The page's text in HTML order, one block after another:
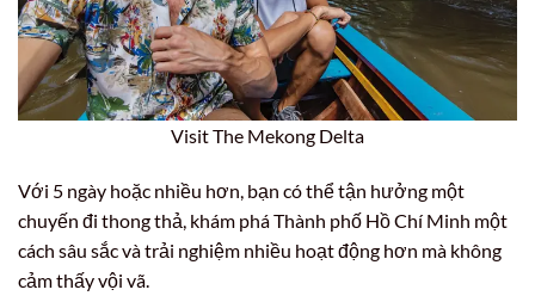
Visit The Mekong Delta
Với 5 ngày hoặc nhiều hơn, bạn có thể tận hưởng một
chuyến đi thong thả, khám phá Thành phố Hồ Chí Minh một
cách sâu sắc và trải nghiệm nhiều hoạt động hơn mà không
cảm thấy vội vã.